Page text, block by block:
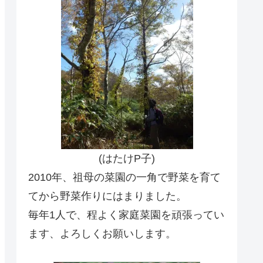
(はたけP子)
2010年、祖母の菜園の一角で野菜を育て
てから野菜作りにはまりました。
毎年1人で、程よく家庭菜園を頑張ってい
ます、よろしくお願いします。